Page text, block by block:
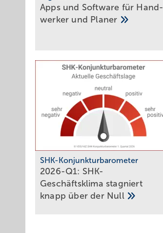
Apps und Soft­ware für Hand­
werker und Planer
SHK-Konjunkturbarometer
2026-Q1: SHK-
Geschäftsklima stagniert
knapp über der Null